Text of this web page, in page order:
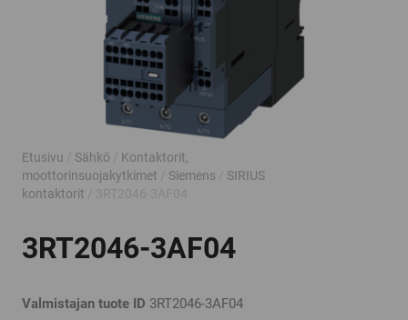
Etusivu Sähkö
Kontaktorit,
moottorinsuojakytkimet
Siemens
SIRIUS
kontaktorit
3RT2046-3AF04
Valmistajan tuote ID 3RT2046-3AF04